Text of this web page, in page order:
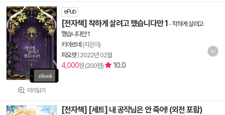
미리읽기
ePub
[전자책] 착하게 살려고 했습니다만 1 -착하게 살려고
했습니다만 1
키아르네 (지은이)
피오렛 2022년 02월
4,000원 (200원) 10.0
[전자책] [세트] 내 공작님은 안 죽어! (외전 포함)